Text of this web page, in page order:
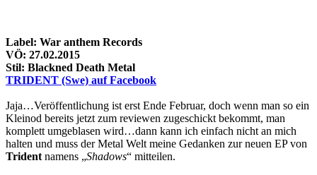
Label: War anthem Records
VÖ: 27.02.2015
Stil: Blackned Death Metal
TRIDENT (Swe) auf Facebook
Jaja…Veröffentlichung ist erst Ende Februar, doch wenn man so ein
Kleinod bereits jetzt zum reviewen zugeschickt bekommt, man
komplett umgeblasen wird…dann kann ich einfach nicht an mich
halten und muss der Metal Welt meine Gedanken zur neuen EP von
Tridentnamens „Shadows“ mitteilen.